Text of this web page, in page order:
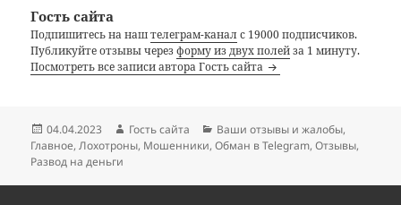
Гость сайта
Подпишитесь на наштелеграм-каналс 19000 подписчиков.
Публикуйте отзывы черезформу из двух полейза 1 минуту.
Посмотреть все записи автора Гость сайта
Опубликовано
04.04.2023 Автор
Гость сайта Рубрики
Ваши отзывы и жалобы,
Главное,Лохотроны, Мошенники,Обман в Telegram,Отзывы,
Развод на деньги